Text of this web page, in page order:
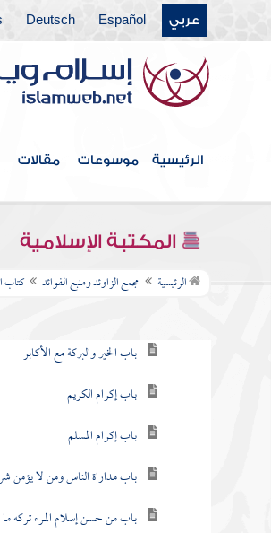
عربي Español
Deutsch
الرئيسية موسوعات مقالات
المكتبة الإسلامية
الرئيسية مجمع الزاوئد ومنبع الفوائد كتاب
كتاب الحدود والديات
كتاب الديات
كتاب التفسير
كتاب التعبير
كتاب القدر
كتاب الفتن أعاذنا الله منها
كتاب الأدب
باب الخير والبركة مع الأكابر
باب إكرام الكريم
باب إكرام المسلم
باب مداراة الناس ومن لا يؤمن
باب من حسن إسلام المرء تركه ما